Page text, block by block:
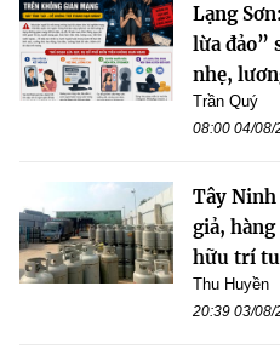
Lạng
lừa đảo”
nhẹ,
Trần Quý
08:00 04/08/
Tây Ninh
giả,
hữu trí
Thu Huyền
20:39 03/08/